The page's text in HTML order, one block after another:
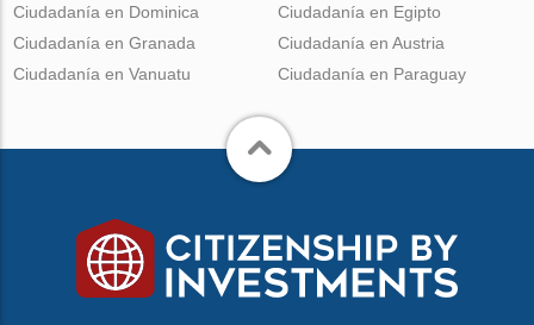
Ciudadanía en Dominica
Ciudadanía en Granada
Ciudadanía en Vanuatu
Ciudadanía en Egipto
Ciudadanía en Austria
Ciudadanía en Paraguay